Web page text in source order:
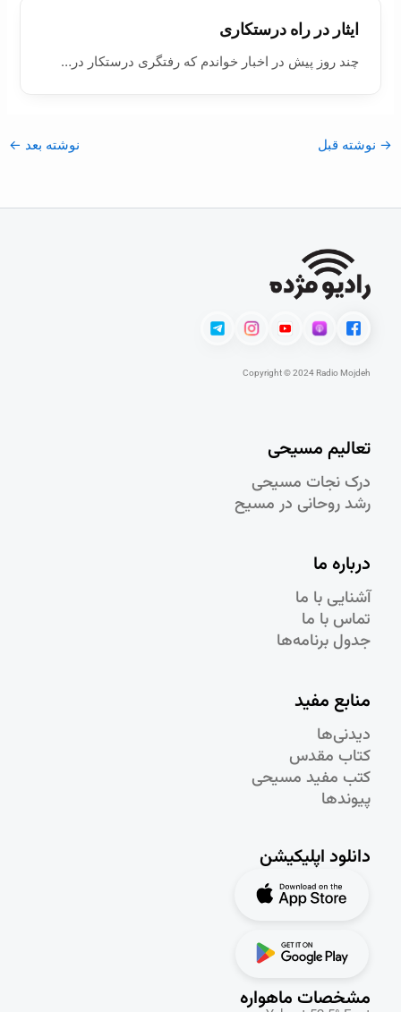
ایثار در راه درستکاری
چند روز پیش در اخبار خواندم که رفتگری درستکار در…
→ نوشته قبل نوشته بعد ←
Copyright © 2024 Radio Mojdeh
تعالیم مسیحی
درک نجات مسيحی
رشد روحانی در مسيح
درباره ما
آشنایی با ما
تماس با ما
جدول برنامه‌ها
منابع مفید
دیدنی‌ها
کتاب مقدس
کتب مفید مسیحی
پیوندها
دانلود اپلیکیشن
مشخصات ماهواره